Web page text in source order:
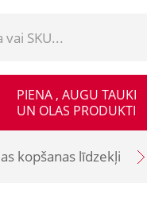
PIENA , AUGU TAUKI
UN OLAS PRODUKTI
kopšanas līdzekļi